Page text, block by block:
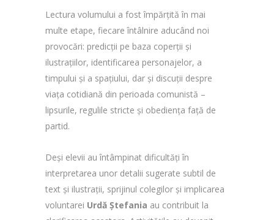
Lectura volumului a fost împărțită în mai
multe etape, fiecare întâlnire aducând noi
provocări: predicții pe baza coperții și
ilustrațiilor, identificarea personajelor, a
timpului și a spațiului, dar și discuții despre
viața cotidiană din perioada comunistă –
lipsurile, regulile stricte și obediența față de
partid.
Deși elevii au întâmpinat dificultăți în
interpretarea unor detalii sugerate subtil de
text și ilustrații, sprijinul colegilor și implicarea
voluntarei Urdă Ștefania au contribuit la